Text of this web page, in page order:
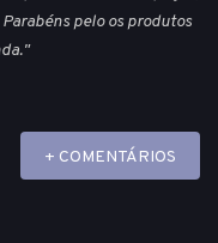
pelo os produtos
+ COMENTÁRIOS